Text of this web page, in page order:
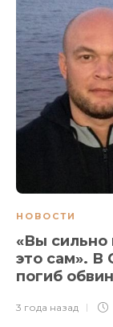
НОВОСТИ
«Вы сильно
это сам». В
погиб
3 года назад